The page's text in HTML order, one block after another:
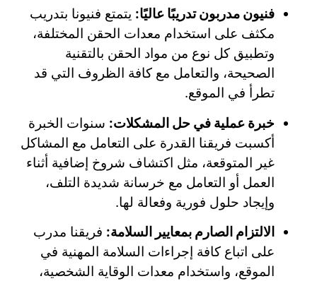
فنيون مدربون تدريبًا عاليًا: يتمتع فنيونا بتدريب
مكثف على استخدام معدات الحقن المختلفة،
وتطبيق كل نوع من مواد الحقن بالتقنية
الصحيحة، والتعامل مع كافة الظروف التي قد
تطرأ في الموقع.
خبرة عملية في حل المشكلات: سنوات الخبرة
أكسبت فريقنا القدرة على التعامل مع المشاكل
غير المتوقعة، مثل اكتشاف شروخ إضافية أثناء
العمل أو التعامل مع خرسانة شديدة التلف،
وإيجاد حلول فورية وفعالة لها.
الالتزام الصارم بمعايير السلامة: فريقنا مدرب
على اتباع كافة إجراءات السلامة المهنية في
الموقع، واستخدام معدات الوقاية الشخصية،